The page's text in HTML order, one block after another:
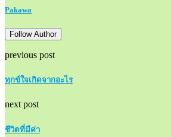
Pakawa
Follow Author
previous post
ทุกข์ใจเกิดจากอะไร
next post
ชีวิตที่มีค่า